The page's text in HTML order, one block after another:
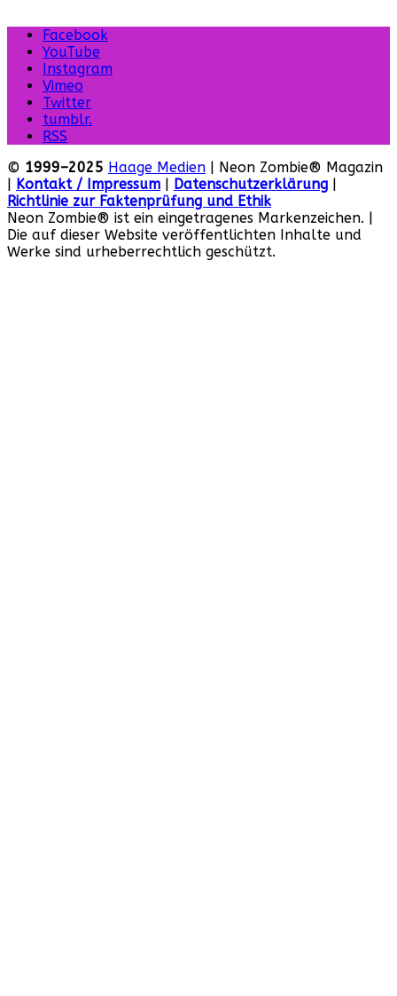
Facebook
YouTube
Instagram
Vimeo
Twitter
tumblr.
RSS
© 1999–2025 Haage Medien | Neon Zombie® Magazin
Kontakt / Impressum Datenschutzerklärung
Richtlinie zur Faktenprüfung und Ethik
Neon Zombie® ist ein eingetragenes Markenzeichen. |
Die auf dieser Website veröffentlichten Inhalte und
Werke sind urheberrechtlich geschützt.